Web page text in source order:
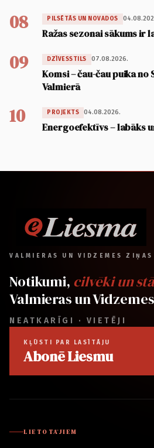
08 PILSĒTĀS UN NOVADOS
Ražas sezonai sākums ir
09 DZĪVESSTILS 07.08.2026.
Komsi – čau-čau puika no
Valmierā
10 PROJEKTS 04.08.2026.
Energoefektīvs – labāks
VALMIERAS UN VIDZEMES ZIŅAS
Notikumi, cilvēki un
Valmieras un
NEATKARĪGI · VIETĒJI
KĻŪSTI PAR LASĪTĀJU
Abonē Liesmu
LIETOTĀJIEM